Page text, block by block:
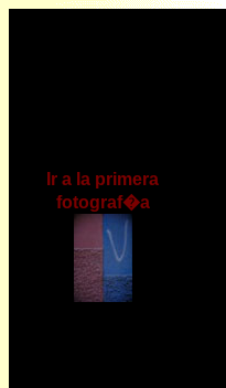
Ir a la primera
fotograf�a